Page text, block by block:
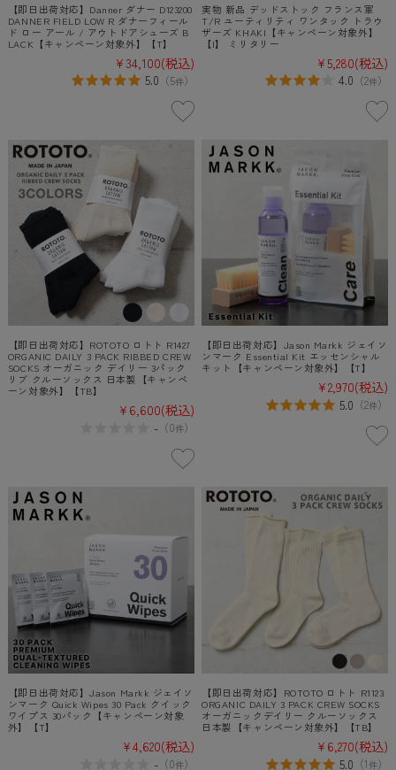
【即日出荷対応】Danner ダナー D123200
DANNER FIELD LOW R ダナーフィール
ド ロー アール / アウトドアシューズ B
LACK【キャンペーン対象外】【T】
¥34,100(税込)
5.0 （5件）
実物 新品 デッドストック フランス軍
T/R ユーティリティ ワンタック トラウ
ザーズ KHAKI【キャンペーン対象外】
【I】 ミリタリー
¥5,280(税込)
4.0 （2件）
【即日出荷対応】ROTOTO ロトト R1427
ORGANIC DAILY 3 PACK RIBBED CREW
SOCKS オーガニック デイリー 3パック
リブ クルーソックス 日本製【キャンペ
ーン対象外】【TB】
¥6,600(税込)
-（0件）
【即日出荷対応】Jason Markk ジェイソ
ンマーク Essential Kit エッセンシャル
キット【キャンペーン対象外】【T】
¥2,970(税込)
5.0 （2件）
【即日出荷対応】Jason Markk ジェイソ
ンマーク Quick Wipes 30 Pack クイック
ワイプス 30パック【キャンペーン対象
外】【T】
¥4,620(税込)
-（0件）
【即日出荷対応】ROTOTO ロトト R1123
ORGANIC DAILY 3 PACK CREW SOCKS
オーガニックデイリー クルーソックス
日本製【キャンペーン対象外】【TB】
¥6,270(税込)
5.0 （1件）